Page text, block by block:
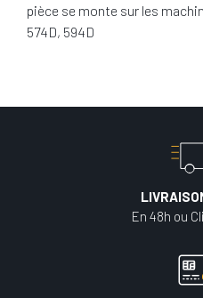
pièce se monte sur les
574D, 594D
En 48h ou